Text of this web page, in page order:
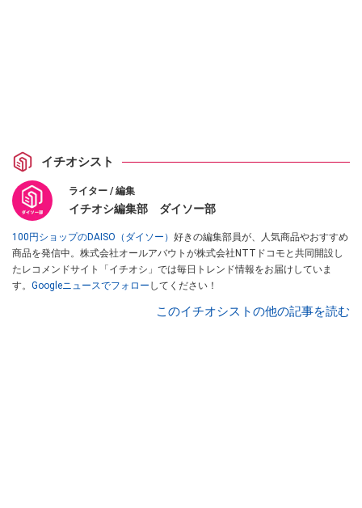
イチオシスト
ライター / 編集
イチオシ編集部 ダイソー部
100円ショップのDAISO（ダイソー） 好きの編集部員が、人気商品やおすすめ
商品を発信中。株式会社オールアバウトが株式会社NTTドコモと共同開設し
たレコメンドサイト「イチオシ」では毎日トレンド情報をお届けしていま
す。 Googleニュースでフォロー してください！
このイチオシストの他の記事を読む